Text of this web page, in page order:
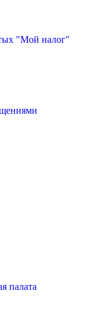
"Мой налог"
палата